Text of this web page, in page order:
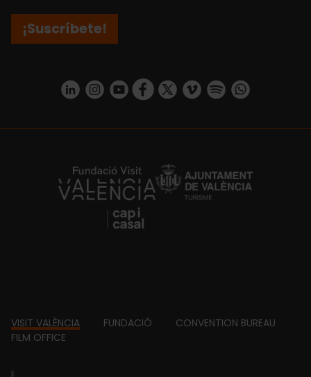
¡Suscríbete!
https://www.linkedin.com/company/turismo-valencia/mycompany/
https://www.instagram.com/visit_valencia/
https://www.youtube.com/user/
https://www.facebook.com/
https://twitter.com/
https://vimeo.com/
https://https://api.whatsapp.com/
https://fundacion.visitvalencia.com/
Footer
VISIT VALÈNCIA FUNDACIÓ
CONVENTION BUREAU
FILM OFFICE